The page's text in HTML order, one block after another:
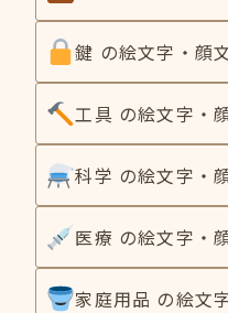
鍵 の絵文字・顔
工具 の絵文字・
科学 の絵文字・
医療 の絵文字・
家庭用品 の絵文